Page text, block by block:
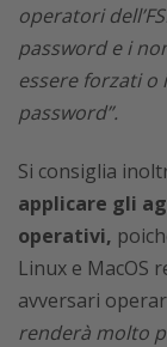
operatori
password e i
essere forzati o
password”.
Si consiglia
applicare gli
operativi,
Linux e MacOS
avversari
renderà molto